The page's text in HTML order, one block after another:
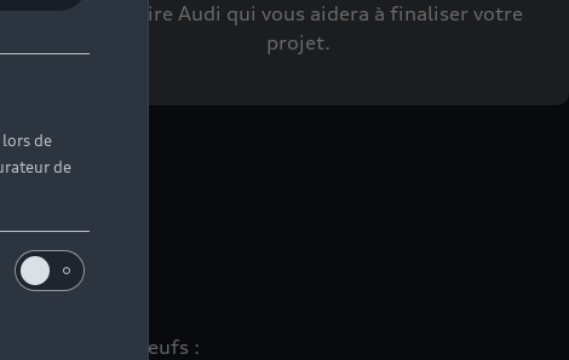
de
de
Partenaire Audi qui vous aidera à finaliser votre
projet.
les véhicules neufs :